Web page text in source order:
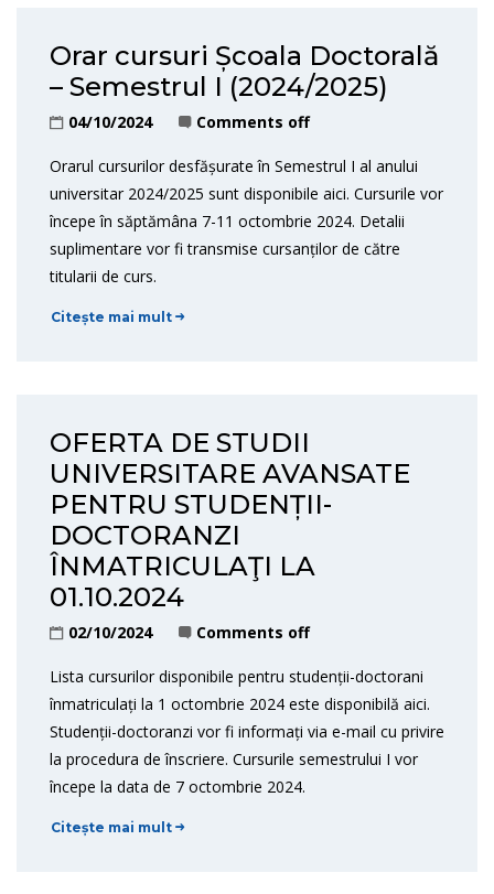
Orar cursuri Școala Doctorală
– Semestrul I (2024/2025)
04/10/2024 Comments off
Orarul cursurilor desfășurate în Semestrul I al anului
universitar 2024/2025 sunt disponibile aici. Cursurile vor
începe în săptămâna 7-11 octombrie 2024. Detalii
suplimentare vor fi transmise cursanților de către
titularii de curs.
Citește mai mult
OFERTA DE STUDII
UNIVERSITARE AVANSATE
PENTRU STUDENȚII-
DOCTORANZI
ÎNMATRICULAŢI LA
01.10.2024
02/10/2024 Comments off
Lista cursurilor disponibile pentru studenții-doctorani
înmatriculați la 1 octombrie 2024 este disponibilă aici.
Studenții-doctoranzi vor fi informați via e-mail cu privire
la procedura de înscriere. Cursurile semestrului I vor
începe la data de 7 octombrie 2024.
Citește mai mult